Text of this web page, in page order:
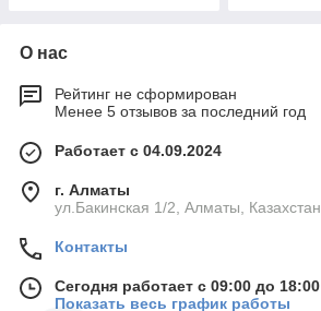
О нас
Рейтинг не сформирован
Менее 5 отзывов за последний год
Работает с 04.09.2024
г. Алматы
ул.Бакинская 1/2, Алматы, Казахстан
Контакты
Сегодня работает с 09:00 до 18:00
Показать весь график работы